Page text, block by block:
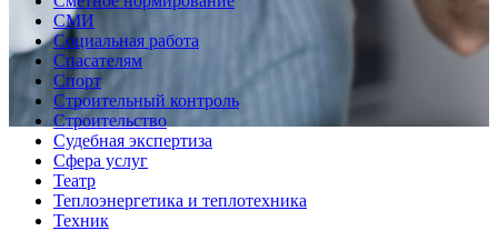
СМИ
Социальная работа
Спасателям
Спорт
Строительный контроль
Строительство
Судебная экспертиза
Сфера услуг
Театр
Теплоэнергетика и теплотехника
Техник